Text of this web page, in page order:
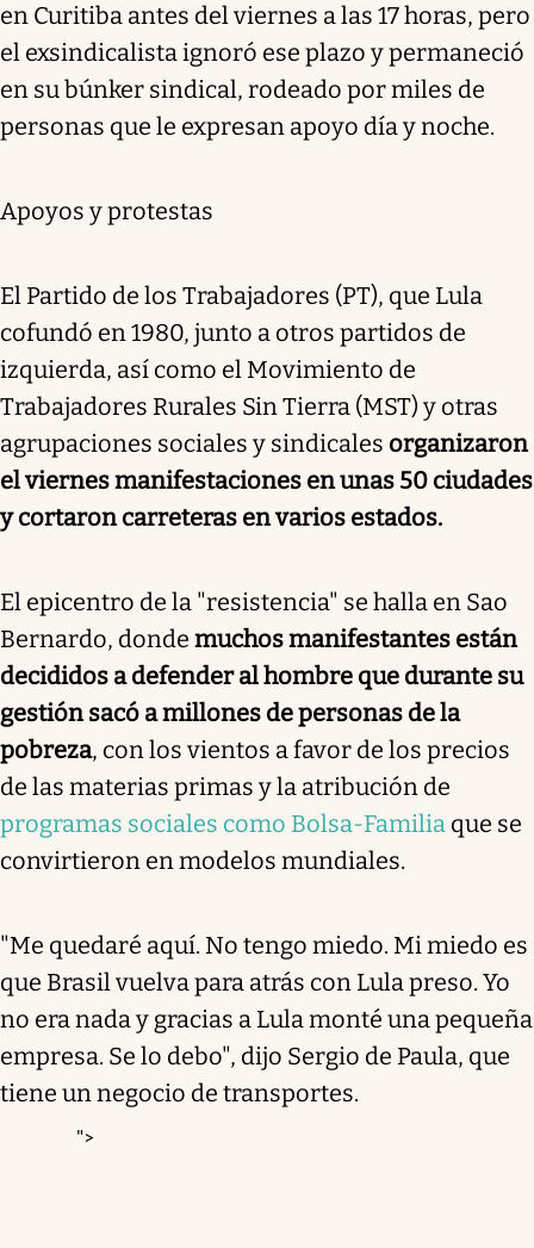
en Curitiba antes del viernes a las 17 horas, pero
el exsindicalista ignoró ese plazo y permaneció
en su búnker sindical, rodeado por miles de
personas que le expresan apoyo día y noche.
Apoyos y protestas
El Partido de los Trabajadores (PT), que Lula
cofundó en 1980, junto a otros partidos de
izquierda, así como el Movimiento de
Trabajadores Rurales Sin Tierra (MST) y otras
agrupaciones sociales y sindicales organizaron
el viernes manifestaciones en unas 50 ciudades
y cortaron carreteras en varios estados.
El epicentro de la "resistencia" se halla en Sao
Bernardo, donde muchos manifestantes están
decididos a defender al hombre que durante su
gestión sacó a millones de personas de la
pobreza, con los vientos a favor de los precios
de las materias primas y la atribución de
programas sociales como Bolsa-Familia que se
convirtieron en modelos mundiales.
"Me quedaré aquí. No tengo miedo. Mi miedo es
que Brasil vuelva para atrás con Lula preso. Yo
no era nada y gracias a Lula monté una pequeña
empresa. Se lo debo", dijo Sergio de Paula, que
tiene un negocio de transportes.
">